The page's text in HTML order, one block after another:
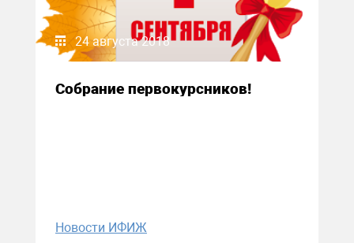
24 августа 2018
Собрание первокурсников!
Новости ИФИЖ